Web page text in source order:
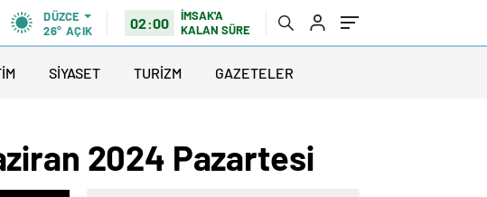
DÜZCE
26° AÇIK 02:00
İMSAK'A
KALAN SÜRE
SİYASET TURİZM GAZETELER
2024 Pazartesi